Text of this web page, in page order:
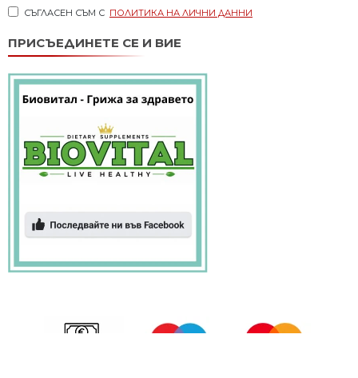
СЪГЛАСЕН СЪМ С ПОЛИТИКА НА ЛИЧНИ ДАННИ
ПРИСЪЕДИНЕТЕ СЕ И ВИЕ